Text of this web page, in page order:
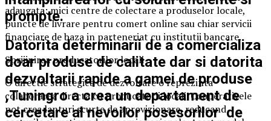
prompte.
Datorita determinarii de a comercializa
doar produse de calitate dar si datorita
dezvoltarii rapide a gamei de produse
,Tuningro a crea un departament de
cercetare al nevoilor posesorilor de
adaugata: mici centre de colectare a produselor locale,
puncte de livrare pentru comert online sau chiar servicii
financiare de baza in parteneriat cu institutii bancare.
Sprijinirea producatorilor locali
O directie strategica de dezvoltare o reprezinta
colaborarea directa cu producatorii locali. Cooperativele
pot crea lanturi scurte de aprovizionare, reducand